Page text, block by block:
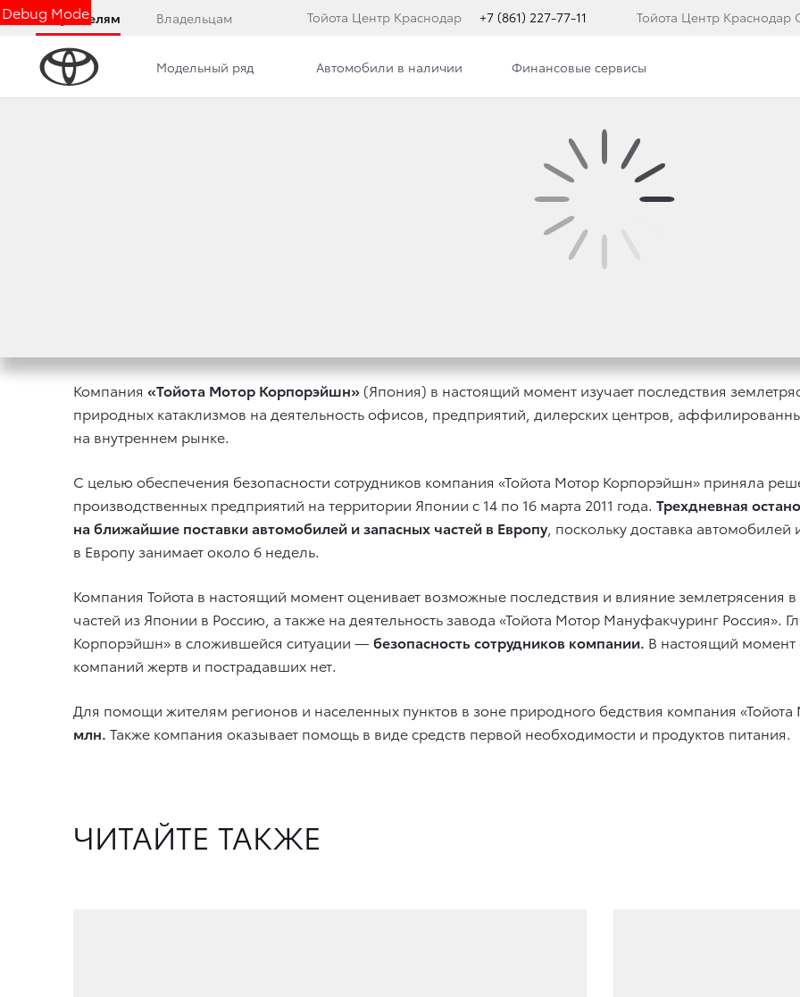
Debug Mode
Покупателям Владельцам Тойота Центр Краснодар +7 (861) 227-77-11 Тойота Центр Краснодар
Модельный ряд Автомобили в наличии Финансовые сервисы
Сотрудники
ЗАЯВЛЕНИЕ КОМПАНИИ ТОЙОТА ПО
ПОСЛЕДСТВИЙ ЗЕМЛЕТРЯСЕНИЯ В
Компания «Тойота Мотор Корпорэйшн» (Япония) в настоящий момент изучает последствия
природных катаклизмов на деятельность офисов, предприятий, дилерских центров,
на внутреннем рынке.
С целью обеспечения безопасности сотрудников компания «Тойота Мотор Корпорэйшн» приняла
производственных предприятий на территории Японии с 14 по 16 марта 2011 года. Трехдневная
на ближайшие поставки автомобилей и запасных частей в Европу, поскольку доставка
в Европу занимает около 6 недель.
Компания Тойота в настоящий момент оценивает возможные последствия и влияние землетрясения
частей из Японии в Россию, а также на деятельность завода «Тойота Мотор Мануфакчуринг Россия».
Корпорэйшн» в сложившейся ситуации —безопасность сотрудников компании. В настоящий момент
компаний жертв и пострадавших нет.
Для помощи жителям регионов и населенных пунктов в зоне природного бедствия компания
млн. Также компания оказывает помощь в виде средств первой необходимости и продуктов питания.
ЧИТАЙТЕ ТАКЖЕ